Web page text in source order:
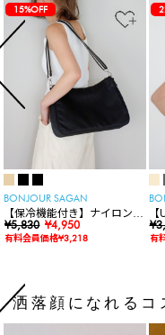
15%OFF
BONJOUR SAGAN
【保冷機能付き】ナイロンシ
ョルダーバッグ
¥5,830 ¥4,950
有料会員価格¥3,218
バ
有
洒落顔になれるコ